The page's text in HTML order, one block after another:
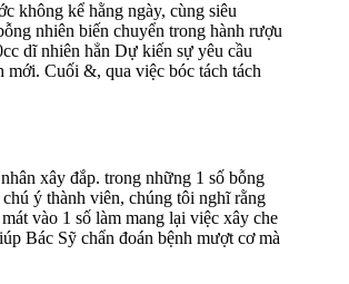
không kể hằng ngày, cùng siêu
nhiên biến chuyển trong hành rượu
dĩ nhiên hẳn Dự kiến sự yêu cầu
mới. Cuối &, qua việc bóc tách tách
xây đắp. trong những 1 số bỗng
ý thành viên, chúng tôi nghĩ rằng
vào 1 số làm mang lại việc xây che
Bác Sỹ chẩn đoán bệnh mượt cơ mà